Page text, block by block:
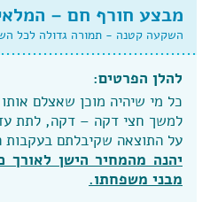
מבצע חורף חם –
השקעה קטנה - תמורה גדולה לכל
להלן הפרטים:
כל מי שיהיה מוכן שאצלם אותו
למשך חצי דקה – דקה, לתת
על התוצאה שקיבלתם בעקבות
יהנה מהמחיר הישן
מבני משפחתו.